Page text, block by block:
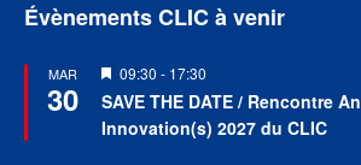
Évènements CLIC à venir
MAR
30
Mis
en
avant
09:30 - 17:30
SAVE THE DATE / Rencontre
Innovation(s) 2027 du CLIC